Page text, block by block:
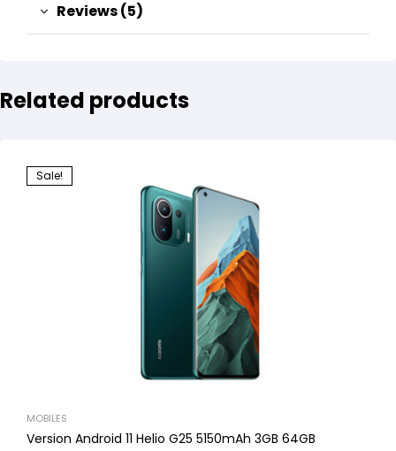
Reviews (5)
Related products
Sale!
MOBILES
Version Android 11 Helio G25 5150mAh 3GB 64GB